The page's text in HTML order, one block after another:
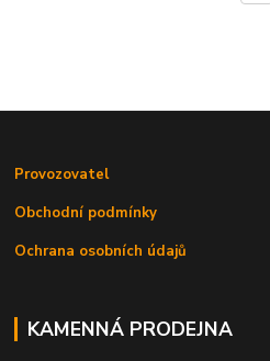
Provozovatel
Obchodní podmínky
Ochrana osobních údajů
KAMENNÁ PRODEJNA